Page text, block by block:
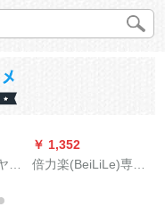
充
￥ 1,352
倍力楽(BeiLiLe)専门